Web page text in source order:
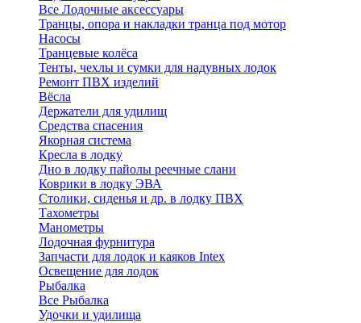
Все Лодочные аксессуары
Транцы, опора и накладки транца под мотор
Насосы
Транцевые колёса
Тенты, чехлы и сумки для надувных лодок
Ремонт ПВХ изделий
Вёсла
Держатели для удилищ
Средства спасения
Якорная система
Кресла в лодку
Дно в лодку пайолы реечные слани
Коврики в лодку ЭВА
Столики, сиденья и др. в лодку ПВХ
Тахометры
Манометры
Лодочная фурнитура
Запчасти для лодок и каяков Intex
Освещение для лодок
Рыбалка
Все Рыбалка
Удочки и удилища